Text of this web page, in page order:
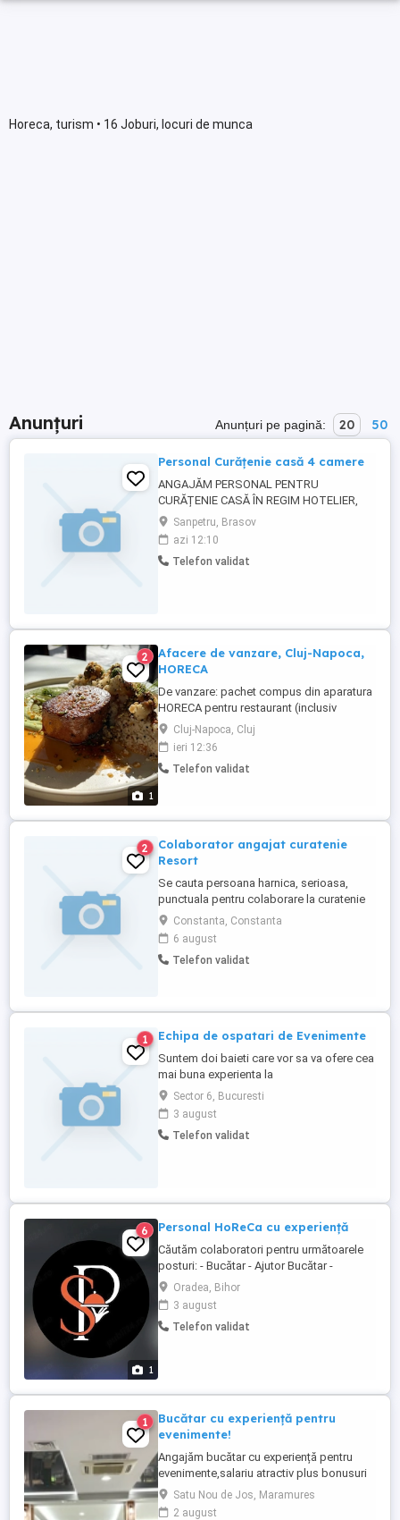
Horeca, turism • 16 Joburi, locuri de munca
Anunțuri Anunțuri pe pagină: 20 50
Personal Curățenie casă 4 camere
ANGAJĂM PERSONAL PENTRU
CURĂȚENIE CASĂ ÎN REGIM HOTELIER,
SANPETRU, Brașov Căutăm o persoană
serioasă, harnică și atentă la detalii pentru
curățenia unei case cu 4 camere, 3 băi ,
bucătărie , închiriată în regim hotelier prin
Sanpetru, Brasov
azi 12:10
Telefon validat
1
2
Afacere de vanzare, Cluj-Napoca,
HORECA
De vanzare: pachet compus din aparatura
HORECA pentru restaurant (inclusiv
mobilier) + SRL cu autorizatii alimentatie
publica in zona centrala a orasului Cluj-
Napoca, cu posibilitate preluare chirie
spatiu 50 m2 . Exista optiunea de
Cluj-Napoca, Cluj
ieri 12:36
Telefon validat
2
Colaborator angajat curatenie
Resort
Se cauta persoana harnica, serioasa,
punctuala pentru colaborare la curatenie
sau contract de munca. Locatia se afla in
Moieciu de Jos, Brasov. Permisul de
conducere constituie un avantaj.
Constanta, Constanta
6 august
Telefon validat
1 Echipa de ospatari de Evenimente
Suntem doi baieti care vor sa va ofere cea
mai buna experienta la
evenimente.Amandoi avem 6 ani
experienta si suntem deschisi pentru orice
evenimente
(Parastas,botez,nunti,etc.).Daca va
Sector 6, Bucuresti
3 august
Telefon validat
1
6 Personal HoReCa cu experiență
Căutăm colaboratori pentru următoarele
posturi: - Bucătar - Ajutor Bucătar -
Ospătar - Barman - Hostess - Cameristă -
Spălător vase Îți stabilești singur
programul, alegi doar turele care ți se
potrivesc. Plată săptămânală.
Oradea, Bihor
3 august
Telefon validat
1
Bucătar cu experiență pentru
evenimente!
Angajăm bucătar cu experiență pentru
evenimente,salariu atractiv plus bonusuri
evenimente
Satu Nou de Jos, Maramures
2 august